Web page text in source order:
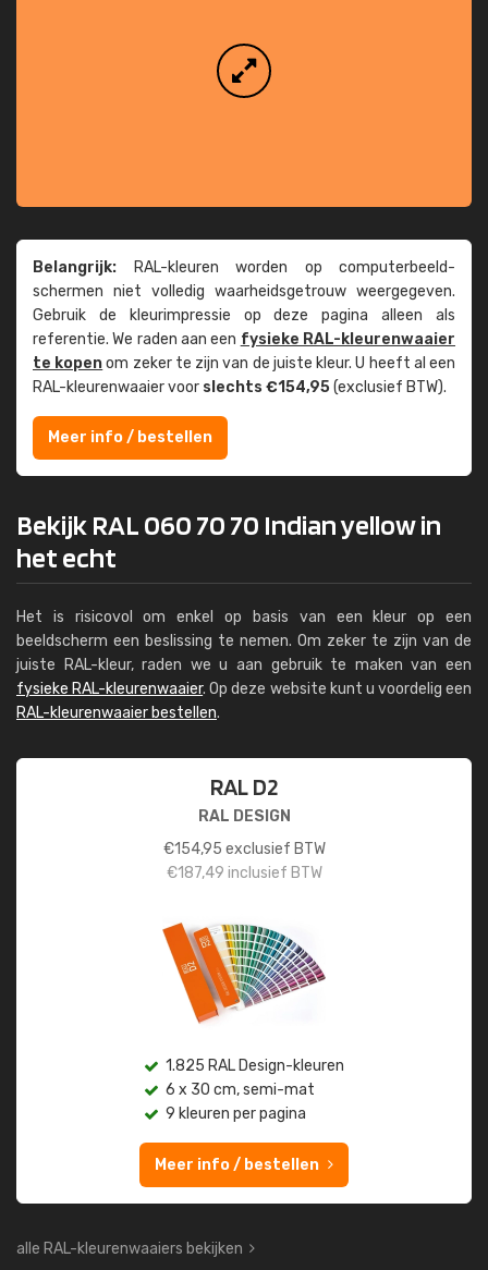
Belangrijk: RAL-kleuren worden op computer­beeld­
schermen niet volledig waarheids­­getrouw weer­gegeven.
Gebruik de kleur­impressie op deze pagina alleen als
referentie. We raden aan een fysieke RAL-kleuren­waaier
te kopenom zeker te zijn van de juiste kleur. U heeft al een
RAL-kleuren­waaier voor slechts €154,95(exclusief BTW).
Meer info / bestellen
Bekijk RAL 060 70 70 Indian yellow in
het echt
Het is risicovol om enkel op basis van een kleur op een
beeldscherm een beslissing te nemen. Om zeker te zijn van de
juiste RAL-kleur, raden we u aan gebruik te maken van een
fysieke RAL-kleurenwaaier. Op deze website kunt u voordelig een
RAL-kleurenwaaier bestellen.
RAL D2
RAL DESIGN
€154,95 exclusief BTW
€187,49 inclusief BTW
1.825 RAL Design-kleuren
6 x 30 cm, semi-mat
9 kleuren per pagina
Meer info / bestellen
alle RAL-kleurenwaaiers bekijken